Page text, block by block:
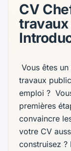
CV
Vous êtes
travaux
emploi ?
premières
convaincre
votre CV
construisez ?